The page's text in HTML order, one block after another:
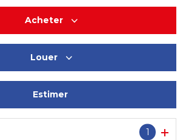
Acheter
Louer
Estimer
1